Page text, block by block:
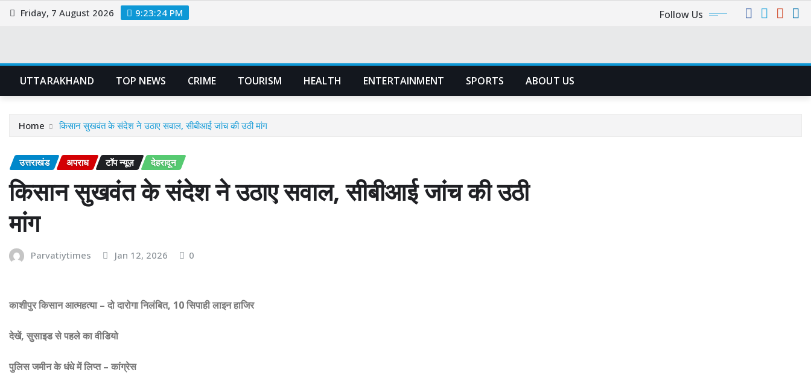
Skip
to
Friday, 7 August 2026 9:23:25 PM Follow Us
UTTARAKHAND TOP NEWS CRIME TOURISM HEALTH ENTERTAINMENT SPORTS ABOUT US
Home किसान सुखवंत के संदेश ने उठाए सवाल, सीबीआई जांच की उठी मांग
उत्तराखंड अपराध टॉप न्यूज़ देहरादून
किसान सुखवंत के संदेश ने उठाए सवाल, सीबीआई जांच की उठी
मांग
Parvatiytimes Jan 12, 2026 0
काशीपुर किसान आत्महत्या – दो दारोगा निलंबित, 10 सिपाही लाइन हाजिर
देखें, सुसाइड से पहले का वीडियो
पुलिस जमीन के धंधे में लिप्त – कांग्रेस